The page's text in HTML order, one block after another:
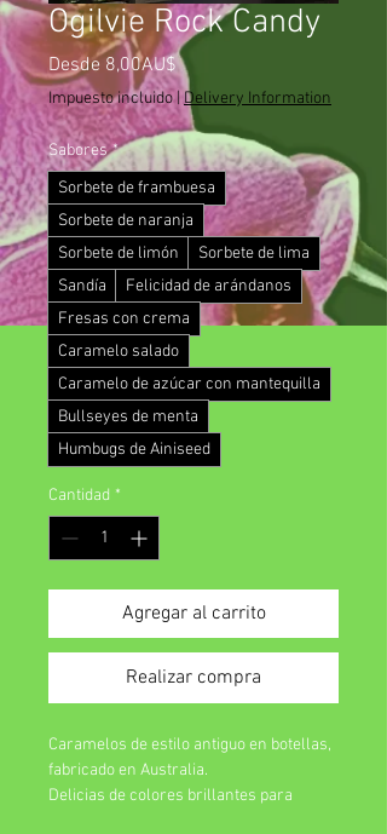
Ogilvie Rock Candy
Desde 8,00AU$Precio
de
oferta
Impuesto incluido Delivery Information
Sabores *
Sorbete de frambuesa
Sorbete de naranja
Sorbete de limón
Sorbete de lima
Sandía
Felicidad de arándanos
Fresas con crema
Caramelo salado
Caramelo de azúcar con mantequilla
Bullseyes de menta
Humbugs de Ainiseed
Cantidad *
Agregar al carrito
Realizar compra
Caramelos de estilo antiguo en botellas,
fabricado en Australia.
Delicias de colores brillantes para